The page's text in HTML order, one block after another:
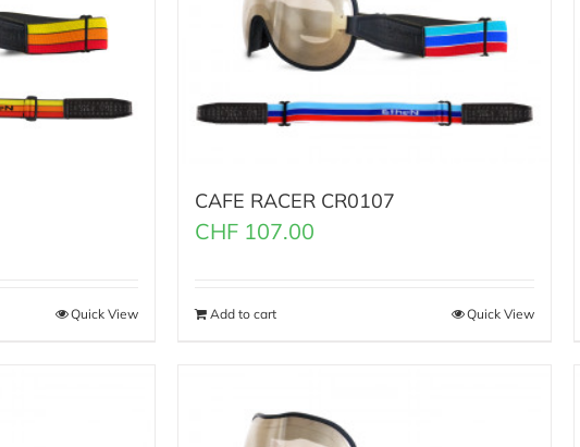
Quick View
CAFE RACER CR0107
CHF 107.00
Add to cart Quick View